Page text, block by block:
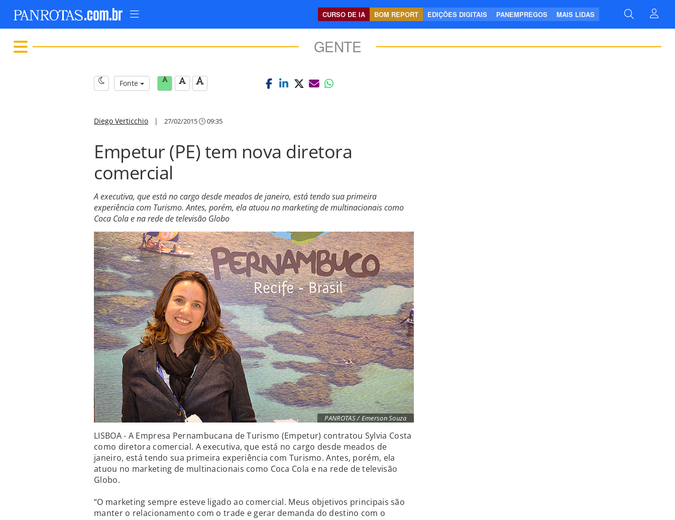
CURSO DE IA BOM REPORT EDIÇÕES DIGITAIS PANEMPREGOS MAIS LIDAS
GENTE
Fonte
Diego Verticchio | 27/02/2015 09:35
Empetur (PE) tem nova diretora
comercial
A executiva, que está no cargo desde meados de janeiro, está tendo sua primeira
experiência com Turismo. Antes, porém, ela atuou no marketing de multinacionais como
Coca Cola e na rede de televisão Globo
PANROTAS / Emerson Souza
LISBOA - A Empresa Pernambucana de Turismo (Empetur) contratou Sylvia Costa
como diretora comercial. A executiva, que está no cargo desde meados de
janeiro, está tendo sua primeira experiência com Turismo. Antes, porém, ela
atuou no marketing de multinacionais como Coca Cola e na rede de televisão
Globo.
“O marketing sempre esteve ligado ao comercial. Meus objetivos principais são
manter o relacionamento com o trade e gerar demanda do destino com o